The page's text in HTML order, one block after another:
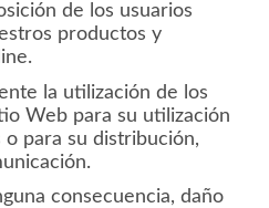
de los usuarios
productos y
la utilización de los
Web para su utilización
para su distribución,
consecuencia, daño